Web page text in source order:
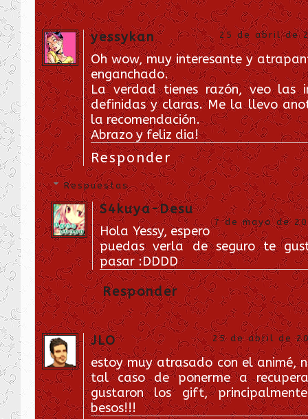
yessykan 25 de abril de
Oh wow, muy interesante y
enganchado.
La verdad tienes razón, veo las
definidas y claras. Me la llevo
la recomendación.
Abrazo y feliz dia!
Responder
Respuestas
S4kuya-Desu
7 de mayo de
Hola Yessy, espero
puedas verla de seguro te
pasar :DDDD
Responder
JLO 25 de abril de
estoy muy atrasado con el animé,
tal caso de ponerme a
gustaron los gift,
besos!!!